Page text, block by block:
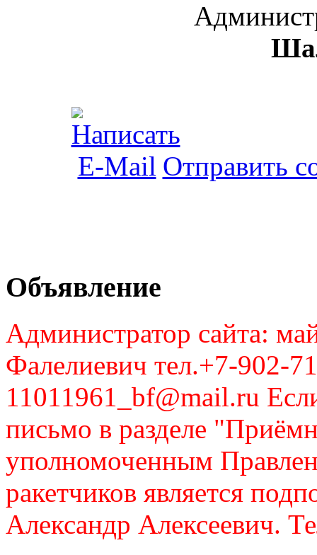
Отправить
Объявление
Администратор сайта:
Фалелиевич тел.+7-902-
11011961_bf@mail.ru
письмо в разделе
уполномоченным
ракетчиков является
Александр Алексеевич.